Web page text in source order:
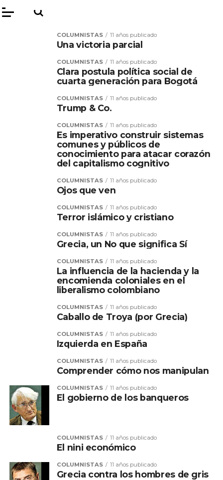
COLUMNISTAS 11 años publicado
Una victoria parcial
COLUMNISTAS 11 años publicado
Clara postula política social de
cuarta generación para Bogotá
COLUMNISTAS 11 años publicado
Trump & Co.
COLUMNISTAS 11 años publicado
Es imperativo construir sistemas
comunes y públicos de
conocimiento para atacar corazón
del capitalismo cognitivo
COLUMNISTAS 11 años publicado
Ojos que ven
COLUMNISTAS 11 años publicado
Terror islámico y cristiano
COLUMNISTAS 11 años publicado
Grecia, un No que significa Sí
COLUMNISTAS 11 años publicado
La influencia de la hacienda y la
encomienda coloniales en el
liberalismo colombiano
COLUMNISTAS 11 años publicado
Caballo de Troya (por Grecia)
COLUMNISTAS 11 años publicado
Izquierda en España
COLUMNISTAS 11 años publicado
Comprender cómo nos manipulan
COLUMNISTAS 11 años publicado
El gobierno de los banqueros
COLUMNISTAS 11 años publicado
El nini económico
COLUMNISTAS 11 años publicado
Grecia contra los hombres de gris